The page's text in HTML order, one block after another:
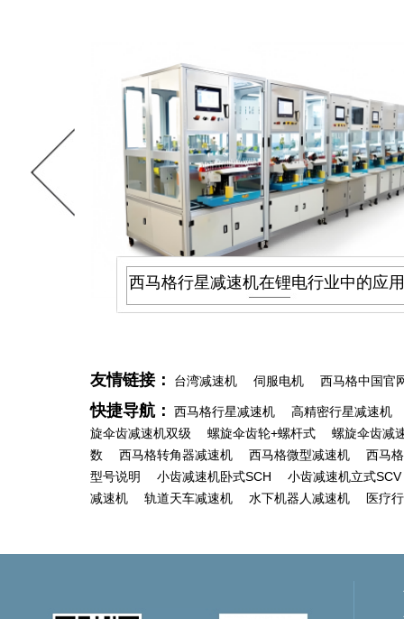
西马格减速机应用于纺织机械
友情链接： 台湾减速机 伺服电机 西马格中国官
快捷导航： 西马格行星减速机
高精密行星减速机
旋伞齿减速机双级
螺旋伞齿轮+螺杆式
螺旋伞齿减
数
西马格转角器减速机 西马格微型减速机
西马
型号说明
小齿减速机卧式SCH
小齿减速机立式SCV
减速机
轨道天车减速机 水下机器人减速机 医疗